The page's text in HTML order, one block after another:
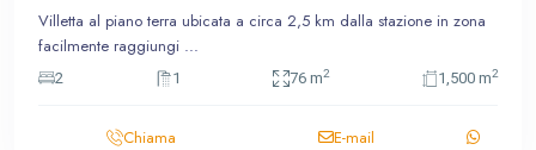
Villetta al piano terra ubicata a circa 2,5 km dalla stazione in zona
facilmente raggiungi ...
2 1 76 m2 1,500 m2
Chiama E-mail